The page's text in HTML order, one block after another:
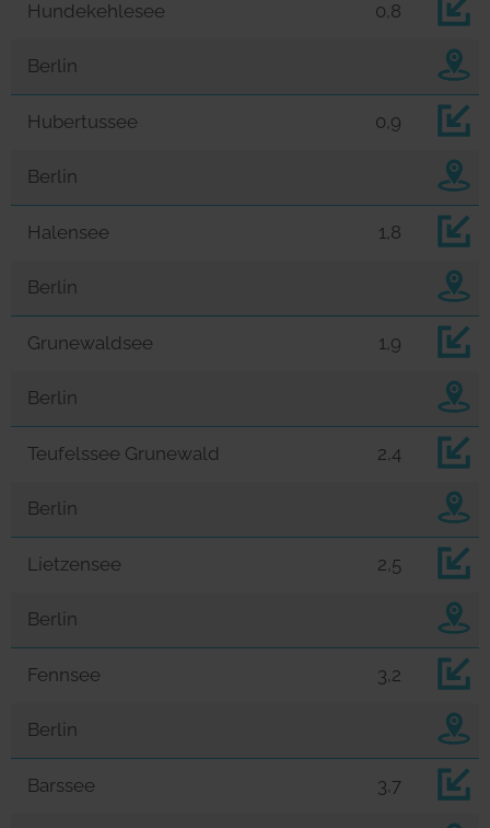
Hundekehlesee 0,8
Berlin
Hubertussee 0,9
Berlin
Halensee 1,8
Berlin
Grunewaldsee 1,9
Berlin
Teufelssee Grunewald 2,4
Berlin
Lietzensee 2,5
Berlin
Fennsee 3,2
Berlin
Barssee 3,7